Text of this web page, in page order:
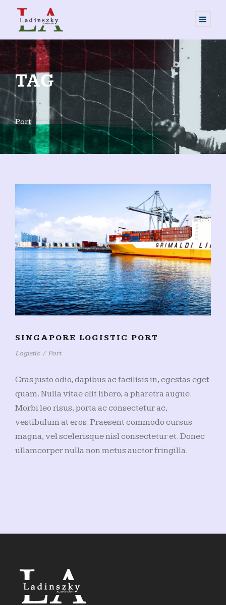
TAG
Port
SINGAPORE LOGISTIC PORT
Logistic / Port
Cras justo odio, dapibus ac facilisis in, egestas eget
quam. Nulla vitae elit libero, a pharetra augue.
Morbi leo risus, porta ac consectetur ac,
vestibulum at eros. Praesent commodo cursus
magna, vel scelerisque nisl consectetur et. Donec
ullamcorper nulla non metus auctor fringilla.